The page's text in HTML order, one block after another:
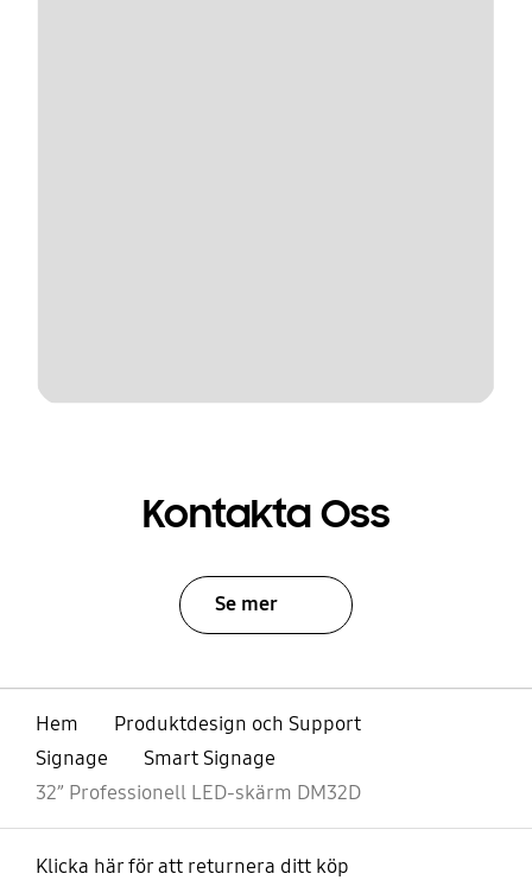
Kontakta Oss
Se mer
Hem
Produktdesign och Support
Signage
Smart Signage
32” Professionell LED-skärm DM32D
Klicka här för att returnera ditt köp